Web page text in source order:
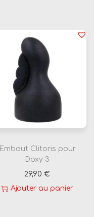
Embout Clitoris pour
Doxy 3
29,90€
Ajouter au panier